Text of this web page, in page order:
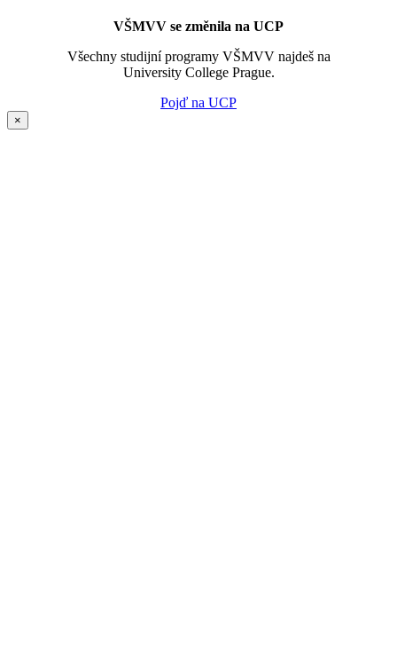
VŠMVV se změnila na UCP
Všechny studijní programy VŠMVV najdeš na
University College Prague.
Pojď na UCP
×